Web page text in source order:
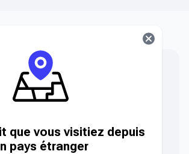
pas ce que vous cherchez ?
pas le produit que vous cherchez ?
que vous visitiez depuis
pays étranger